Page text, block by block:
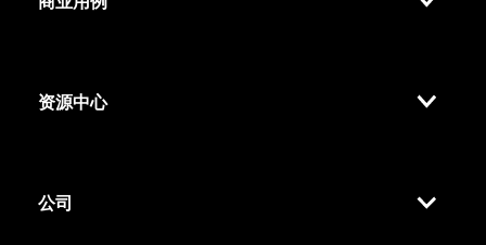
资源中心
公司